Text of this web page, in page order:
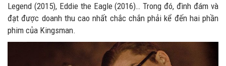
Legend (2015), Eddie the Eagle (2016)… Trong đó, đình đám và
đạt được doanh thu cao nhất chắc chắn phải kể đến hai phần
phim của Kingsman.